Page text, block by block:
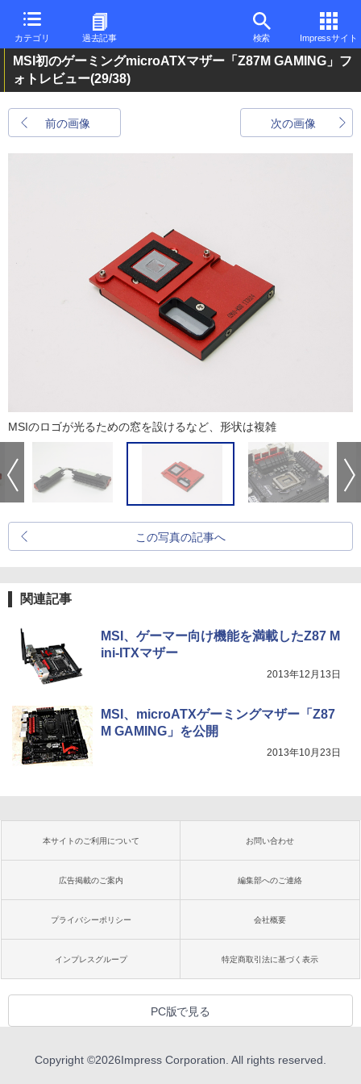
カテゴリ 過去記事 検索 Impressサイト
MSI初のゲーミングmicroATXマザー「Z87M GAMING」フ
ォトレビュー(29/38)
前の画像 次の画像
MSIのロゴが光るための窓を設けるなど、形状は複雑
この写真の記事へ
関連記事
MSI、ゲーマー向け機能を満載したZ87 M
ini-ITXマザー
2013年12月13日
MSI、microATXゲーミングマザー「Z87
M GAMING」を公開
2013年10月23日
本サイトのご利用について お問い合わせ
広告掲載のご案内 編集部へのご連絡
プライバシーポリシー 会社概要
インプレスグループ 特定商取引法に基づく表示
PC版で見る
Copyright ©2026Impress Corporation. All rights reserved.